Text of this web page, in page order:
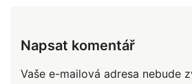
Napsat komentář
Vaše e-mailová adresa nebude